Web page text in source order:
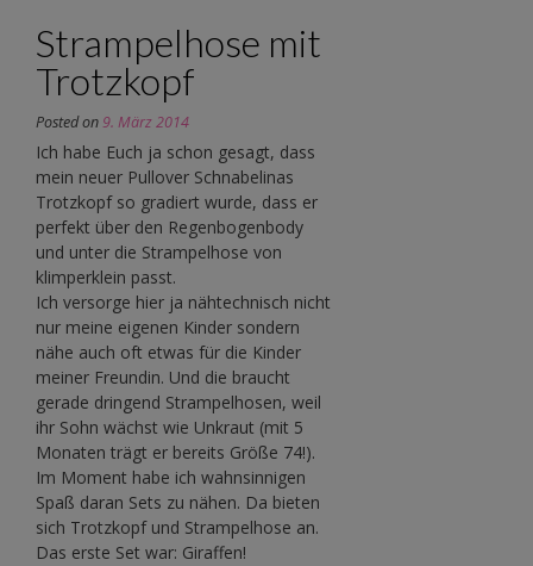
Strampelhose mit
Trotzkopf
Posted on9. März 2014
Ich habe Euch ja schon gesagt, dass
mein neuer Pullover Schnabelinas
Trotzkopf so gradiert wurde, dass er
perfekt über den Regenbogenbody
und unter die Strampelhose von
klimperklein passt.
Ich versorge hier ja nähtechnisch nicht
nur meine eigenen Kinder sondern
nähe auch oft etwas für die Kinder
meiner Freundin. Und die braucht
gerade dringend Strampelhosen, weil
ihr Sohn wächst wie Unkraut (mit 5
Monaten trägt er bereits Größe 74!).
Im Moment habe ich wahnsinnigen
Spaß daran Sets zu nähen. Da bieten
sich Trotzkopf und Strampelhose an.
Das erste Set war: Giraffen!